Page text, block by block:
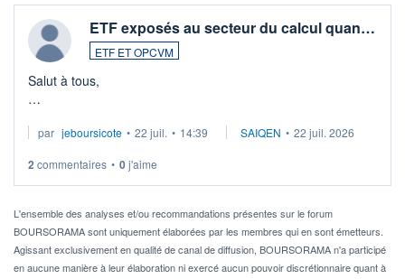
ETF exposés au secteur du calcul quan…
ETF ET OPCVM
Salut à tous,
via un ETF plutôt que des actions individuelles.
Idéalement, je voudrais qu'il soit éligible au PEA.
Pour l' ...
par jeboursicote • 22 juil. • 14:39 SAIQEN • 22 juil. 2026
2 commentaires • 0j'aime
L'ensemble des analyses et/ou recommandations présentes sur le forum
BOURSORAMA sont uniquement élaborées par les membres qui en sont émetteurs.
Agissant exclusivement en qualité de canal de diffusion, BOURSORAMA n'a participé
en aucune manière à leur élaboration ni exercé aucun pouvoir discrétionnaire quant à